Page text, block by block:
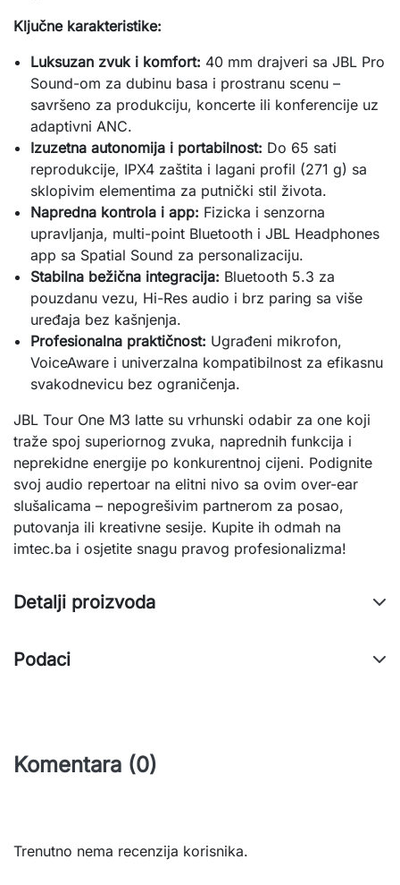
Ključne karakteristike:
Luksuzan zvuk i komfort: 40 mm drajveri sa JBL Pro
Sound-om za dubinu basa i prostranu scenu –
savršeno za produkciju, koncerte ili konferencije uz
adaptivni ANC.
Izuzetna autonomija i portabilnost: Do 65 sati
reprodukcije, IPX4 zaštita i lagani profil (271 g) sa
sklopivim elementima za putnički stil života.
Napredna kontrola i app: Fizicka i senzorna
upravljanja, multi-point Bluetooth i JBL Headphones
app sa Spatial Sound za personalizaciju.
Stabilna bežična integracija: Bluetooth 5.3 za
pouzdanu vezu, Hi-Res audio i brz paring sa više
uređaja bez kašnjenja.
Profesionalna praktičnost: Ugrađeni mikrofon,
VoiceAware i univerzalna kompatibilnost za efikasnu
svakodnevicu bez ograničenja.
JBL Tour One M3 latte su vrhunski odabir za one koji
traže spoj superiornog zvuka, naprednih funkcija i
neprekidne energije po konkurentnoj cijeni. Podignite
svoj audio repertoar na elitni nivo sa ovim over-ear
slušalicama – nepogrešivim partnerom za posao,
putovanja ili kreativne sesije. Kupite ih odmah na
imtec.ba i osjetite snagu pravog profesionalizma!
Detalji proizvoda
Podaci
Komentara (0)
Trenutno nema recenzija korisnika.